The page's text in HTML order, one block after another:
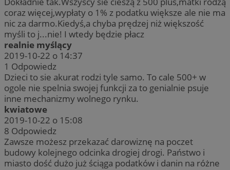
coraz więcej,wypłaty o 1% z podatku większe ale nie ma
nic za darmo.Kiedyś,a chyba prędzej niż większość
myśli to j...nie! I wtedy będzie płacz
realnie myślący
2019-10-22 o 14:37
1 Odpowiedz
Dzieci to sie akurat rodzi tyle samo. To cale 500+ w
ogole nie spelnia swojej funkcji za to genialnie psuje
inne mechanizmy wolnego rynku.
kwiatowe
2019-10-22 o 15:08
8 Odpowiedz
Zawsze możesz przekazać darowiznę na poczet
budowy kolejnego odcinka drogiej drogi. Państwo i
miasto dość dużo już ściąga podatków i danin na różne